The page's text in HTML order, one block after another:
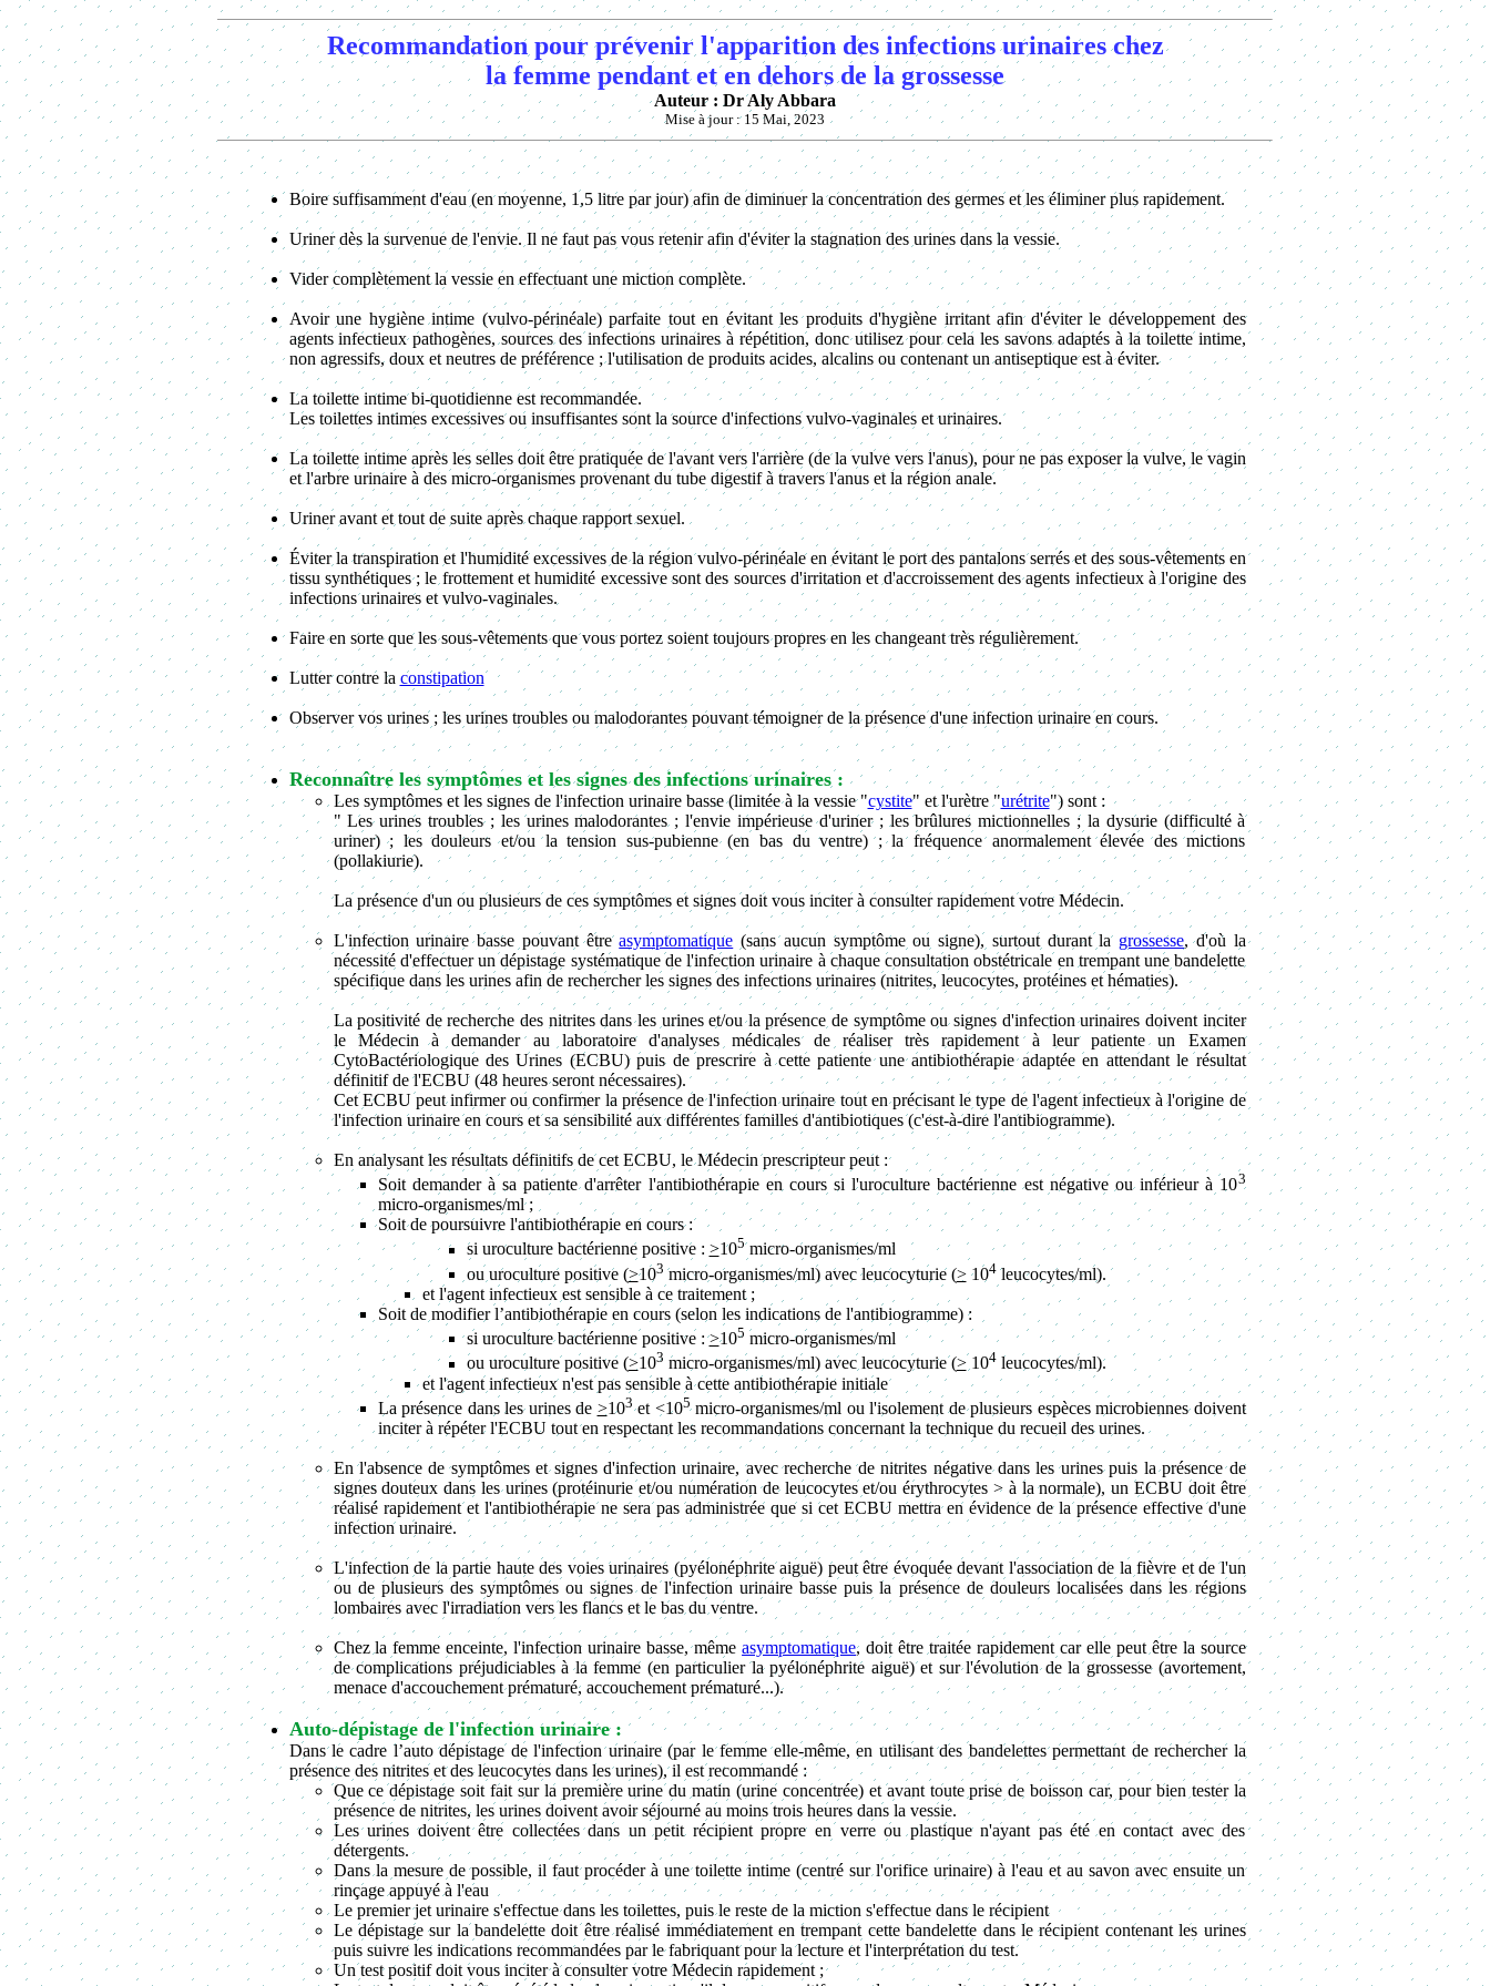
Recommandation pour prévenir l'apparition des infections urinaires chez
la femme pendant et en dehors de la grossesse
Auteur : Dr Aly Abbara
Mise à jour : 15 Mai, 2023
Boire suffisamment d'eau (en moyenne, 1,5 litre par jour) afin de diminuer la concentration des germes et les éliminer plus rapidement.
Uriner dès la survenue de l'envie. Il ne faut pas vous retenir afin d'éviter la stagnation des urines dans la vessie.
Vider complètement la vessie en effectuant une miction complète.
Avoir une hygiène intime (vulvo-périnéale) parfaite tout en évitant les produits d'hygiène irritant afin d'éviter le développement des
agents infectieux pathogènes, sources des infections urinaires à répétition, donc utilisez pour cela les savons adaptés à la toilette intime,
non agressifs, doux et neutres de préférence ; l'utilisation de produits acides, alcalins ou contenant un antiseptique est à éviter.
La toilette intime bi-quotidienne est recommandée.
Les toilettes intimes excessives ou insuffisantes sont la source d'infections vulvo-vaginales et urinaires.
La toilette intime après les selles doit être pratiquée de l'avant vers l'arrière (de la vulve vers l'anus), pour ne pas exposer la vulve, le vagin
et l'arbre urinaire à des micro-organismes provenant du tube digestif à travers l'anus et la région anale.
Uriner avant et tout de suite après chaque rapport sexuel.
Éviter la transpiration et l'humidité excessives de la région vulvo-périnéale en évitant le port des pantalons serrés et des sous-vêtements en
tissu synthétiques ; le frottement et humidité excessive sont des sources d'irritation et d'accroissement des agents infectieux à l'origine des
infections urinaires et vulvo-vaginales.
Faire en sorte que les sous-vêtements que vous portez soient toujours propres en les changeant très régulièrement.
Lutter contre la constipation
Observer vos urines ; les urines troubles ou malodorantes pouvant témoigner de la présence d'une infection urinaire en cours.
Reconnaître les symptômes et les signes des infections urinaires :
Les symptômes et les signes de l'infection urinaire basse (limitée à la vessie "cystite" et l'urètre "urétrite") sont :
" Les urines troubles ; les urines malodorantes ; l'envie impérieuse d'uriner ; les brûlures mictionnelles ; la dysurie (difficulté à
uriner) ; les douleurs et/ou la tension sus-pubienne (en bas du ventre) ; la fréquence anormalement élevée des mictions
(pollakiurie).
La présence d'un ou plusieurs de ces symptômes et signes doit vous inciter à consulter rapidement votre Médecin.
L'infection urinaire basse pouvant êtreasymptomatique (sans aucun symptôme ou signe), surtout durant la grossesse, d'où la
nécessité d'effectuer un dépistage systématique de l'infection urinaire à chaque consultation obstétricale en trempant une bandelette
spécifique dans les urines afin de rechercher les signes des infections urinaires (nitrites, leucocytes, protéines et hématies).
La positivité de recherche des nitrites dans les urines et/ou la présence de symptôme ou signes d'infection urinaires doivent inciter
le Médecin à demander au laboratoire d'analyses médicales de réaliser très rapidement à leur patiente un Examen
CytoBactériologique des Urines (ECBU) puis de prescrire à cette patiente une antibiothérapie adaptée en attendant le résultat
définitif de l'ECBU (48 heures seront nécessaires).
Cet ECBU peut infirmer ou confirmer la présence de l'infection urinaire tout en précisant le type de l'agent infectieux à l'origine de
l'infection urinaire en cours et sa sensibilité aux différentes familles d'antibiotiques (c'est-à-dire l'antibiogramme).
En analysant les résultats définitifs de cet ECBU, le Médecin prescripteur peut :
Soit demander à sa patiente d'arrêter l'antibiothérapie en cours si l'uroculture bactérienne est négative ou inférieur à 103
micro-organismes/ml ;
Soit de poursuivre l'antibiothérapie en cours :
si uroculture bactérienne positive : >105micro-organismes/ml
ou uroculture positive (>103 micro-organismes/ml) avec leucocyturie (>104leucocytes/ml).
et l'agent infectieux est sensible à ce traitement ;
Soit de modifier l’antibiothérapie en cours (selon les indications de l'antibiogramme) :
si uroculture bactérienne positive :>105 micro-organismes/ml
ou uroculture positive (>103 micro-organismes/ml) avec leucocyturie (>104leucocytes/ml).
et l'agent infectieux n'est pas sensible à cette antibiothérapie initiale
La présence dans les urines de >103et <105micro-organismes/ml ou l'isolement de plusieurs espèces microbiennes doivent
inciter à répéter l'ECBU tout en respectant les recommandations concernant la technique du recueil des urines.
En l'absence de symptômes et signes d'infection urinaire, avec recherche de nitrites négative dans les urines puis la présence de
signes douteux dans les urines (protéinurie et/ou numération de leucocytes et/ou érythrocytes > à la normale), un ECBU doit être
réalisé rapidement et l'antibiothérapie ne sera pas administrée que si cet ECBU mettra en évidence de la présence effective d'une
infection urinaire.
L'infection de la partie haute des voies urinaires (pyélonéphrite aiguë) peut être évoquée devant l'association de la fièvre et de l'un
ou de plusieurs des symptômes ou signes de l'infection urinaire basse puis la présence de douleurs localisées dans les régions
lombaires avec l'irradiation vers les flancs et le bas du ventre.
Chez la femme enceinte, l'infection urinaire basse, mêmeasymptomatique, doit être traitée rapidement car elle peut être la source
de complications préjudiciables à la femme (en particulier la pyélonéphrite aiguë) et sur l'évolution de la grossesse (avortement,
menace d'accouchement prématuré, accouchement prématuré...).
Auto-dépistage de l'infection urinaire :
Dans le cadre l’auto dépistage de l'infection urinaire (par le femme elle-même, en utilisant des bandelettes permettant de rechercher la
présence des nitrites et des leucocytes dans les urines), il est recommandé :
Que ce dépistage soit fait sur la première urine du matin (urine concentrée) et avant toute prise de boisson car, pour bien tester la
présence de nitrites, les urines doivent avoir séjourné au moins trois heures dans la vessie.
Les urines doivent être collectées dans un petit récipient propre en verre ou plastique n'ayant pas été en contact avec des
détergents.
Dans la mesure de possible, il faut procéder à une toilette intime (centré sur l'orifice urinaire) à l'eau et au savon avec ensuite un
rinçage appuyé à l'eau
Le premier jet urinaire s'effectue dans les toilettes, puis le reste de la miction s'effectue dans le récipient
Le dépistage sur la bandelette doit être réalisé immédiatement en trempant cette bandelette dans le récipient contenant les urines
puis suivre les indications recommandées par le fabriquant pour la lecture et l'interprétation du test.
Un test positif doit vous inciter à consulter votre Médecin rapidement ;